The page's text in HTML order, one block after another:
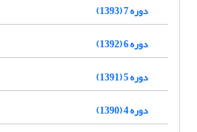
دوره 7 (1393)
دوره 6 (1392)
دوره 5 (1391)
دوره 4 (1390)